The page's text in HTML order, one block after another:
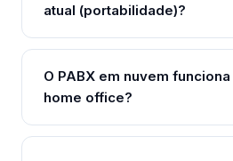
atual (portabilidade)?
O PABX em nuvem
home office?